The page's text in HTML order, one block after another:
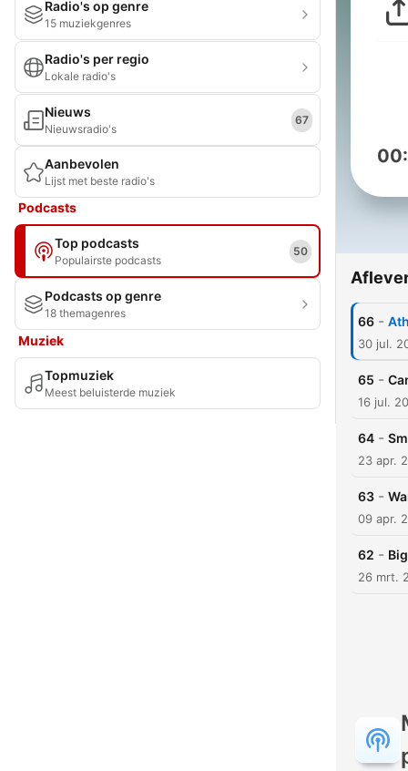
Radio's op genre
15 muziekgenres
Radio's per regio
Lokale radio's
Nieuws
Nieuwsradio's
67
Aanbevolen
Lijst met beste radio's
Podcasts
Top podcasts
Populairste podcasts
50
Podcasts op genre
18 themagenres
Muziek
Topmuziek
Meest beluisterde muziek
66 -
30 jul.
65 -
16 jul.
64 -
23 apr.
63 -
09 apr.
62 -
26 mrt.